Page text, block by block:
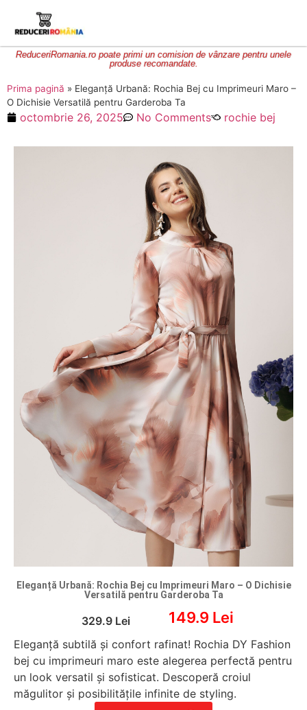
ReduceriRomania.ro poate primi un comision de vânzare pentru unele
produse recomandate.
Prima pagină » Eleganță Urbană: Rochia Bej cu Imprimeuri Maro –
O Dichisie Versatilă pentru Garderoba Ta
octombrie 26, 2025 No Comments rochie bej
Eleganță Urbană: Rochia Bej cu Imprimeuri Maro – O Dichisie
Versatilă pentru Garderoba Ta
329.9 Lei 149.9 Lei
Eleganță subtilă și confort rafinat! Rochia DY Fashion
bej cu imprimeuri maro este alegerea perfectă pentru
un look versatil și sofisticat. Descoperă croiul
măgulitor și posibilitățile infinite de styling.